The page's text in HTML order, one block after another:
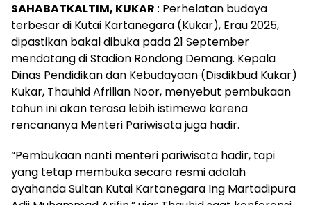
SAHABATKALTIM, KUKAR : Perhelatan budaya
terbesar di Kutai Kartanegara (Kukar), Erau 2025,
dipastikan bakal dibuka pada 21 September
mendatang di Stadion Rondong Demang. Kepala
Dinas Pendidikan dan Kebudayaan (Disdikbud Kukar)
Kukar, Thauhid Afrilian Noor, menyebut pembukaan
tahun ini akan terasa lebih istimewa karena
rencananya Menteri Pariwisata juga hadir.
“Pembukaan nanti menteri pariwisata hadir, tapi
yang tetap membuka secara resmi adalah
ayahanda Sultan Kutai Kartanegara Ing Martadipura